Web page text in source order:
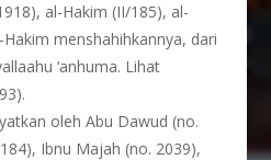
al-Hakim (II/185), al-
menshahihkannya, dari
‘anhuma. Lihat
oleh Abu Dawud (no.
Ibnu Majah (no. 2039),